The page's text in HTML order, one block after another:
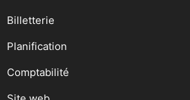
Billetterie
Planification
Comptabilité